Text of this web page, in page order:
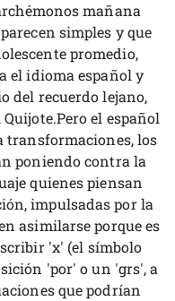
mañana
simples y que
promedio,
el idioma español y
del recuerdo lejano,
el español
transformaciones, los
poniendo contra la
quienes piensan
impulsadas por la
asimilarse porque es
'x' (el símbolo
'por' o un 'grs', a
que podrían